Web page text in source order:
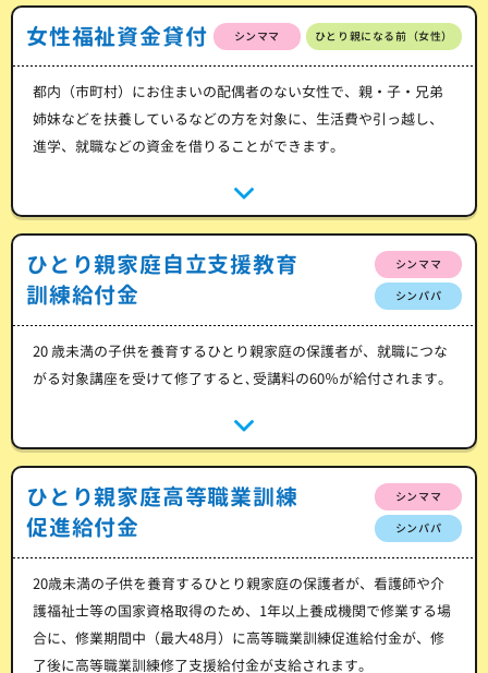
女性福祉資金貸付 シンママ ひとり親になる前（女性）
都内（市町村）にお住まいの配偶者のない女性で、親・子・兄弟
姉妹などを扶養しているなどの方を対象に、生活費や引っ越し、
進学、就職などの資金を借りることができます。
ひとり親家庭自立支援教育
訓練給付金
シンママ
シンパパ
20 歳未満の子供を養育するひとり親家庭の保護者が、就職につな
がる対象講座を受けて修了すると､受講料の60％が給付されます。
ひとり親家庭高等職業訓練
促進給付金
シンママ
シンパパ
20歳未満の子供を養育するひとり親家庭の保護者が、看護師や介
護福祉士等の国家資格取得のため、1年以上養成機関で修業する場
合に、修業期間中（最大48月）に高等職業訓練促進給付金が、修
了後に高等職業訓練修了支援給付金が支給されます。